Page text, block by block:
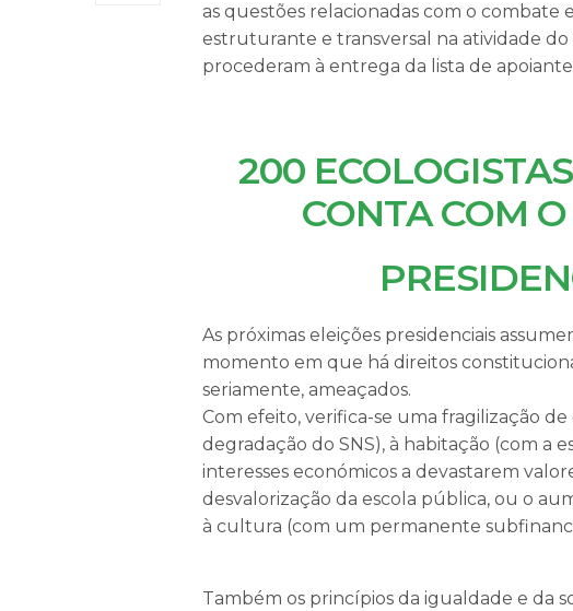
as questões relacionadas com o combate
estruturante e transversal na atividade do
procederam à entrega da lista de
200
CONTA COM
As próximas eleições presidenciais
momento em que há direitos
seriamente, ameaçados.
Com efeito, verifica-se uma fragilização
degradação do SNS), à habitação (com a
interesses económicos a devastarem
desvalorização da escola pública, ou o
à cultura (com um permanente
Também os princípios da igualdade e da